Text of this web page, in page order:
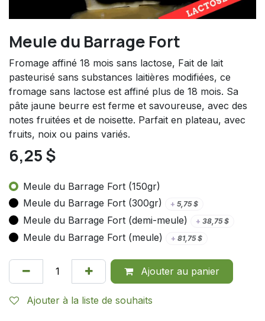
Meule du Barrage Fort
Fromage affiné 18 mois sans lactose, Fait de lait
pasteurisé sans substances laitières modifiées, ce
fromage sans lactose est affiné plus de 18 mois. Sa
pâte jaune beurre est ferme et savoureuse, avec des
notes fruitées et de noisette. Parfait en plateau, avec
fruits, noix ou pains variés.
6,25$
Meule du Barrage Fort (150gr)
Meule du Barrage Fort (300gr)
+ 5,75$
Meule du Barrage Fort (demi-meule) + 38,75$
Meule du Barrage Fort (meule) + 81,75$
Ajouter au panier
Ajouter à la liste de souhaits